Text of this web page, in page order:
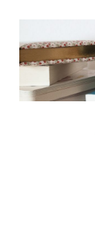
au
contenu
principal